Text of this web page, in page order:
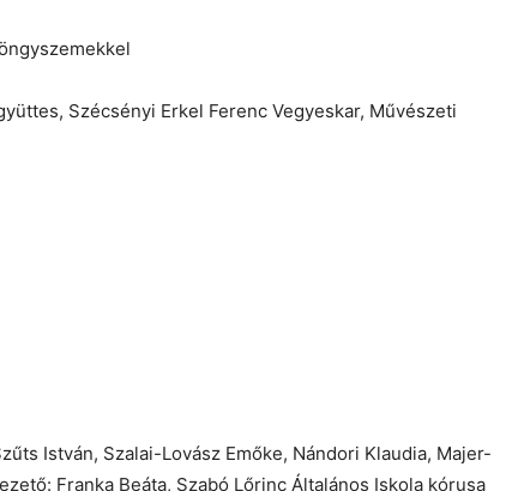
Szécsényi Erkel Ferenc Vegyeskar, Művészeti
István, Szalai-Lovász Emőke, Nándori Klaudia, Majer-
Franka Beáta, Szabó Lőrinc Általános Iskola kórusa